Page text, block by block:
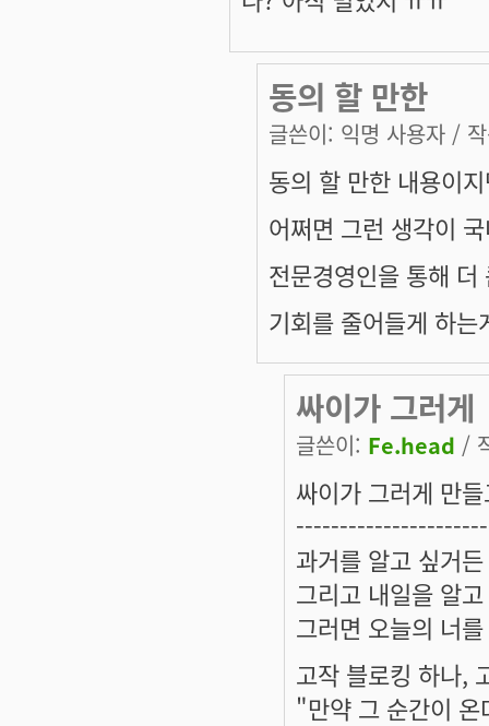
동의 할 만한
글쓴이: 익명 사용자 /
동의 할 만한 내용이
어쩌면 그런 생각이
전문경영인을 통해
기회를 줄어들게 하
싸이가 그러게
글쓴이: Fe.head /
싸이가 그러게 만
과거를 알고 싶거
그리고 내일을 알
그러면 오늘의 너
고작 블로킹 하나,
"만약 그 순간이